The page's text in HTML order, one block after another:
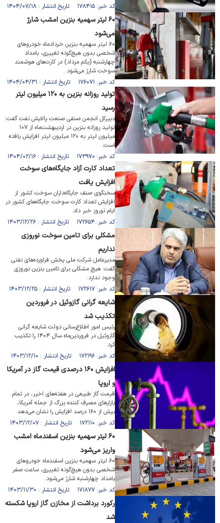
کد خبر: ۱۷۸۴۱۵ تاریخ انتشار : ۱۴۰۴/۰۷/۱۸
۶۰ لیتر سهمیه بنزین امشب شارژ
می‌شود
۶۰ لیتر سهمیه بنزین خردادماه خودرو‌های
شخصی بدون هیچ‌گونه تغییری، بامداد
چهارشنبه (یکم مرداد) در کارت‌های هوشمند
سوخت شارژ می‌شود.
کد خبر: ۱۷۶۰۷۱ تاریخ انتشار : ۱۴۰۴/۰۴/۳۱
تولید روزانه بنزین به ۱۲۰ میلیون لیتر
رسید
دبیرکل انجمن صنفی صنعت پالایش نفت گفت:
تولید روزانه بنزین در اردیبهشت‌ماه از ۱۰۷
میلیون لیتر به ۱۲۰ میلیون لیتر افزایش یافته
است.
کد خبر: ۱۷۳۹۷۰ تاریخ انتشار : ۱۴۰۴/۰۲/۱۶
تعداد کارت آزاد جایگاه‌های سوخت
افزایش یافت
سخنگوی صنف جایگاه‌داران سوخت کشور از
افزایش تعداد کارت سوخت جایگاه‌های کشور در
ایام نوروز خبر داد.
کد خبر: ۱۷۲۶۵۴ تاریخ انتشار : ۱۴۰۳/۱۲/۲۶
مشکلی برای تامین سوخت نوروزی
نداریم
مدیرعامل شرکت ملی پخش فراورده‌های نفتی
گفت: هیچ مشکلی برای تامین بنزین نوروزی
وجود ندارد.
کد خبر: ۱۷۲۶۱۷ تاریخ انتشار : ۱۴۰۳/۱۲/۲۵
شایعه گرانی گازوئیل در فروردین
تکذیب شد
رئیس امور اطلاع‌رسانی دولت شایعه گرانی
گازوئیل در فروردین‌ماه سال ۱۴۰۴ را تکذیب
کرد.
کد خبر: ۱۷۲۱۹۶ تاریخ انتشار : ۱۴۰۳/۱۲/۱۰
افزایش ۱۶۰ درصدی قیمت گاز در آمریکا
و اروپا
قیمت گاز طبیعی در هفته‌های اخیر، در تمام
بازار‌های مصرف کننده بزرگ از جمله آمریکا،
بیش از ۱۶۰ درصد افزایش را نشان می‌دهد.
کد خبر: ۱۷۲۱۱۰ تاریخ انتشار : ۱۴۰۳/۱۲/۰۷
۶۰ لیتر سهمیه بنزین اسفندماه امشب
واریز می‌شود
۶۰ لیتر سهمیه بنزین اسفندماه خودرو‌های
شخصی بدون هیچ‌گونه تغییری، ساعت صفر
بامداد چهارشنبه شارژ می‌شود.
کد خبر: ۱۷۱۸۷۷ تاریخ انتشار : ۱۴۰۳/۱۱/۳۰
رکورد برداشت از مخازن گاز اروپا شکسته
شد